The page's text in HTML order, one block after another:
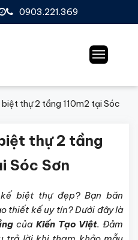
0903.221.369
thự 2 tầng 110m2 tại Sóc
thự 2 tầng
Sóc Sơn
biệt thự đẹp? Bạn băn
thiết kế uy tín? Dưới đây là
của Kiến Tạo Việt. Đảm